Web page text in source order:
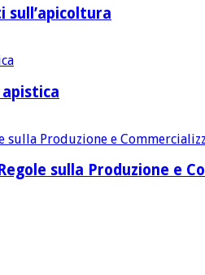
sull’apicoltura
sulla Produzione e